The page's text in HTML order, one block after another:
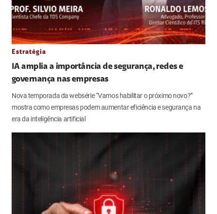
Estratégia
IA amplia a importância de segurança, redes e
governança nas empresas
Nova temporada da websérie “Vamos habilitar o próximo novo?”
mostra como empresas podem aumentar eficiência e segurança na
era da inteligência artificial